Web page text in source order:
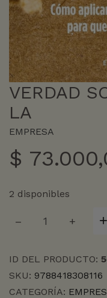
VERDAD
LA
EMPRESA
$
2 disponibles
SOBRE
LA
cantidad
ID DEL PRODUCTO:
SKU: 9788418308116
CATEGORÍA: